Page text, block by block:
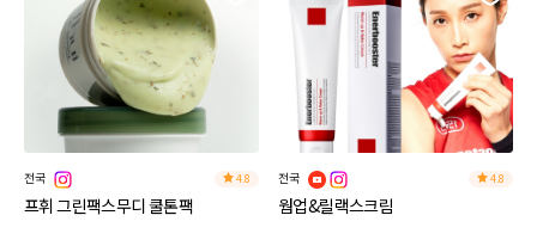
전국 4.8
프휘 그린팩스무디 쿨톤팩
전국 4.8
웜업&릴랙스크림